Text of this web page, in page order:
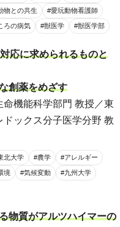
物との共生 #愛玩動物看護師
ろの病気 #獣医学 #獣医学部
応に求められるものと
創薬をめざす
機能科学部門 教授／東
ックス分子医学分野 教
北大学 #農学 #アレルギー
境 #気候変動 #九州大学
物質がアルツハイマーの